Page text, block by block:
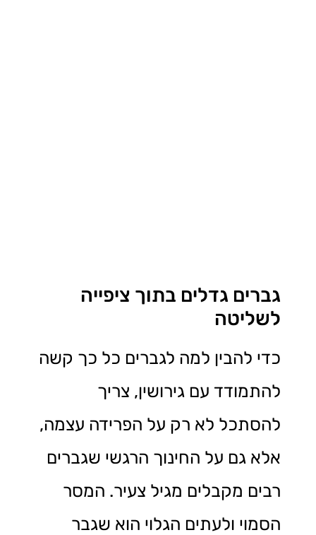
גברים גדלים בתוך ציפייה
לשליטה
כדי להבין למה לגברים כל כך קשה
להתמודד עם גירושין, צריך
להסתכל לא רק על הפרידה עצמה,
אלא גם על החינוך הרגשי שגברים
רבים מקבלים מגיל צעיר. המסר
הסמוי ולעתים הגלוי הוא שגבר